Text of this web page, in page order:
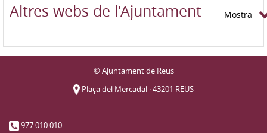
Altres webs de l'Ajuntament Mostra
© Ajuntament de Reus
Plaça del Mercadal · 43201 REUS
977 010 010